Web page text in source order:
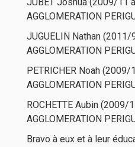
AGGLOMERATION
JUGUELIN Nathan
AGGLOMERATION
PETRICHER Noah
AGGLOMERATION
ROCHETTE Aubin
AGGLOMERATION
Bravo à eux et à leur